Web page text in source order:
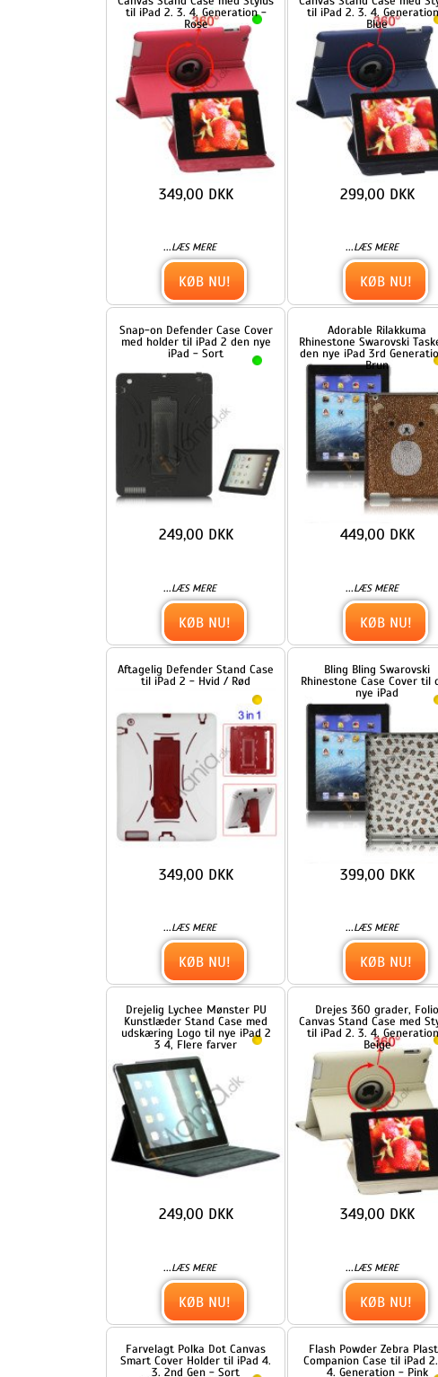
LÆS MERE
349,00 DKK
KØB NU!
LÆS MERE
299,00 DKK
KØB NU!
med holder til iPad 2 den nye
iPad - Sort
LÆS MERE
KØB NU!
Rhinestone Swarovski Taske til
den nye iPad 3rd Generation -
Brun
LÆS MERE
449,00 DKK
KØB NU!
Aftagelig Defender Stand Case
... LÆS MERE
349,00 DKK
KØB NU!
Bling Bling Swarovski
...LÆS MERE
399,00 DKK
KØB NU!
Drejelig Lychee Mønster PU
udskæring Logo til nye iPad 2
3 4, Flere farver
... LÆS MERE
249,00 DKK
KØB NU!
Drejes 360 grader, Folio
til iPad 2. 3. 4. Generation -
Beige
...LÆS MERE
349,00 DKK
KØB NU!
Farvelagt Polka Dot Canvas
Smart Cover Holder til iPad 4.
3. 2nd Gen - Sort
Flash Powder Zebra Plastic
Companion Case til iPad 2. 3.
4. Generation - Pink